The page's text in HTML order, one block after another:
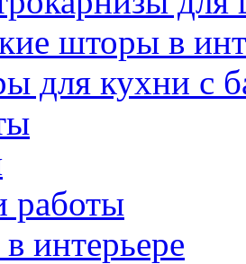
шторы в
для кухни с
работы
интерьере